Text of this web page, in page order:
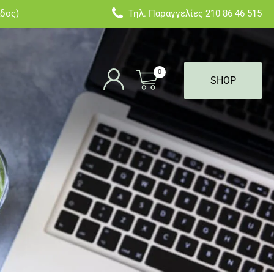
Τηλ. Παραγγελίες 210 86 46 515
0
SHOP